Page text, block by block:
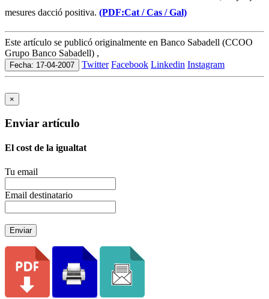
mesures dacció positiva. (PDF:Cat /Cas /Gal)
Este artículo se publicó originalmente en Banco Sabadell (CCOO
Grupo Banco Sabadell) ,
Fecha: 17-04-2007 Twitter Facebook Linkedin Instagram
×
Enviar artículo
El cost de la igualtat
Tu email
Email destinatario
Enviar